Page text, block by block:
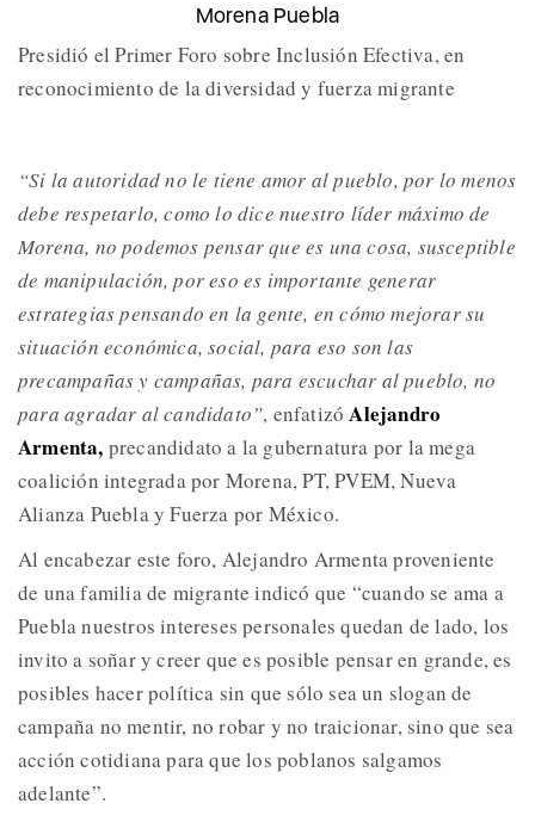
Morena Puebla
Presidió el Primer Foro sobre Inclusión Efectiva, en
reconocimiento de la diversidad y fuerza migrante
“Si la autoridad no le tiene amor al pueblo, por lo menos
debe respetarlo, como lo dice nuestro líder máximo de
Morena, no podemos pensar que es una cosa, susceptible
de manipulación, por eso es importante generar
estrategias pensando en la gente, en cómo mejorar su
situación económica, social, para eso son las
precampañas y campañas, para escuchar al pueblo, no
para agradar al candidato”, enfatizó Alejandro
Armenta, precandidato a la gubernatura por la mega
coalición integrada por Morena, PT, PVEM, Nueva
Alianza Puebla y Fuerza por México.
Al encabezar este foro, Alejandro Armenta proveniente
de una familia de migrante indicó que “cuando se ama a
Puebla nuestros intereses personales quedan de lado, los
invito a soñar y creer que es posible pensar en grande, es
posibles hacer política sin que sólo sea un slogan de
campaña no mentir, no robar y no traicionar, sino que sea
acción cotidiana para que los poblanos salgamos
adelante”.